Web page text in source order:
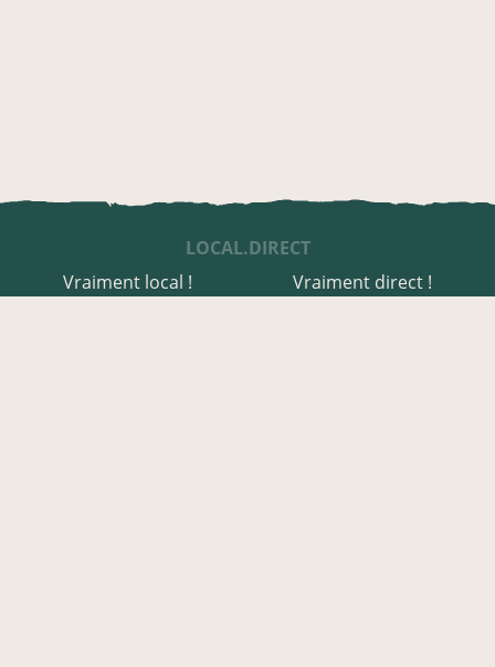
LOCAL.DIRECT
Vraiment local !
Vraiment direct !